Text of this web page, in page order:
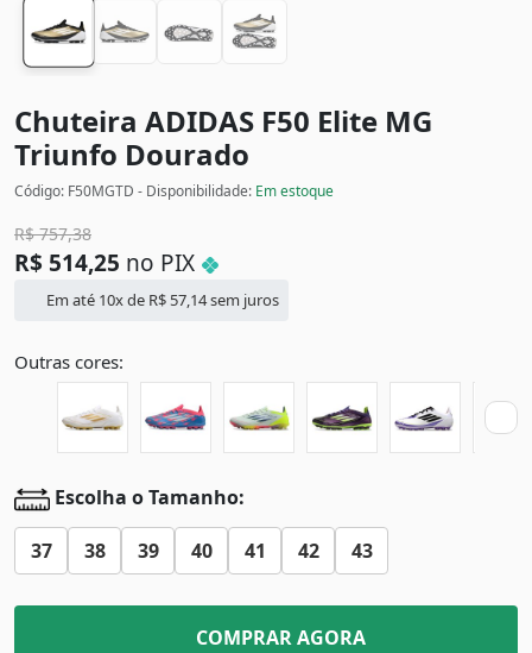
Chuteira ADIDAS F50 Elite MG
Triunfo Dourado
Código: F50MGTD - Disponibilidade: Em estoque
R$757,38
R$ 514,25 no PIX
Em até 10x de R$ 57,14sem juros
Outras cores:
Escolha o Tamanho:
37 38 39 40 41 42 43
COMPRAR AGORA